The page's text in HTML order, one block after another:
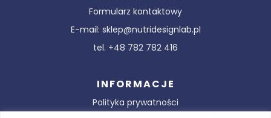
Formularz kontaktowy
E-mail: sklep@nutridesignlab.pl
tel. +48 782 782 416
INFORMACJE
Polityka prywatności